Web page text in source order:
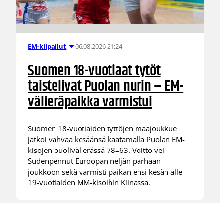
EM-kilpailut 06.08.2026 21:24
Suomen 18-vuotiaat tytöt
taistelivat Puolan nurin – EM-
välieräpaikka varmistui
Suomen 18-vuotiaiden tyttöjen maajoukkue
jatkoi vahvaa kesäänsä kaatamalla Puolan EM-
kisojen puolivälierässä 78–63. Voitto vei
Sudenpennut Euroopan neljän parhaan
joukkoon sekä varmisti paikan ensi kesän alle
19-vuotiaiden MM-kisoihin Kiinassa.